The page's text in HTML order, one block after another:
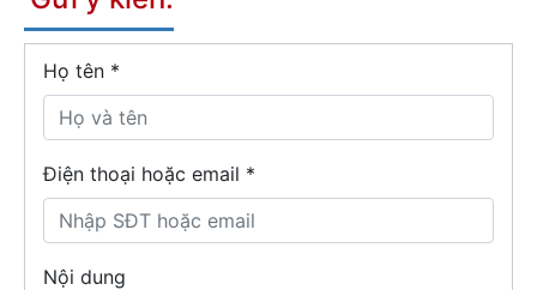
Họ tên *
Điện thoại hoặc email *
Nội dung